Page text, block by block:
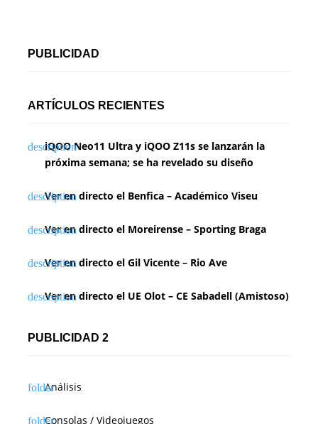
PUBLICIDAD
ARTÍCULOS RECIENTES
iQOO Neo11 Ultra y iQOO Z11s se lanzarán la
próxima semana; se ha revelado su diseño
Ver en directo el Benfica – Académico Viseu
Ver en directo el Moreirense – Sporting Braga
Ver en directo el Gil Vicente – Rio Ave
Ver en directo el UE Olot – CE Sabadell (Amistoso)
PUBLICIDAD 2
Análisis
Consolas / Videojuegos